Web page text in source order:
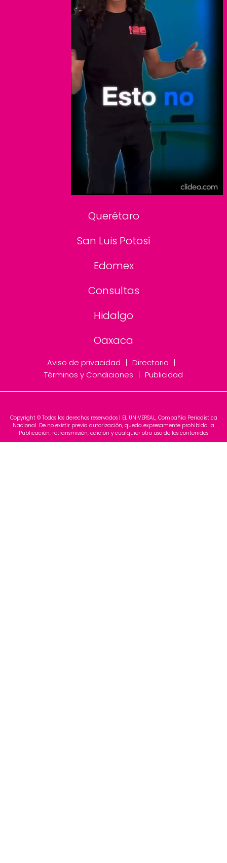
El Universal
Vive USA
De 10 sports
Confabulario
Aviso Oportuno
Consultas
Querétaro
San Luis Potosí
Edomex
Consultas
Hidalgo
Oaxaca
Aviso de privacidad
Directorio
Términos y Condiciones
Publicidad
Copyright © Todos los derechos reservados | EL UNIVERSAL, Compañía Periodística
Nacional. De no existir previa autorización, queda expresamente prohibida la
Publicación, retransmisión, edición y cualquier otro uso de los contenidos